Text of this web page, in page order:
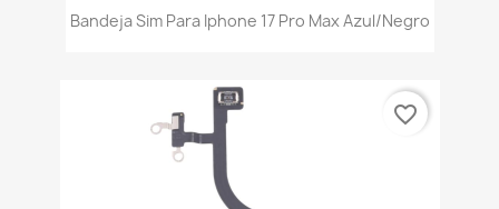
Bandeja Sim Para Iphone 17 Pro Max Azul/Negro
favorite_border